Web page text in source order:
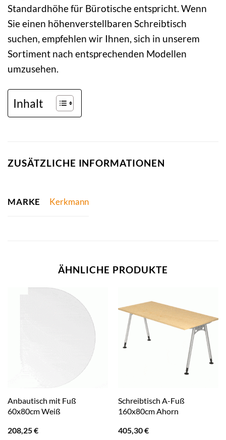
Standardhöhe für Bürotische entspricht. Wenn
Sie einen höhenverstellbaren Schreibtisch
suchen, empfehlen wir Ihnen, sich in unserem
Sortiment nach entsprechenden Modellen
umzusehen.
Inhalt
ZUSÄTZLICHE INFORMATIONEN
MARKE Kerkmann
ÄHNLICHE PRODUKTE
Anbautisch mit Fuß
60x80cm Weiß
208,25€
Schreibtisch A-Fuß
160x80cm Ahorn
405,30€